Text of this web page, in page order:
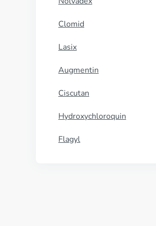
Clomid
Lasix
Augmentin
Ciscutan
Hydroxychloroquin
Flagyl